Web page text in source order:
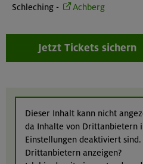
Schleching -
Achberg
Jetzt Tickets sichern
Dieser Inhalt kann nicht
da Inhalte von Drittanbietern
Einstellungen deaktiviert
Drittanbietern anzeigen?